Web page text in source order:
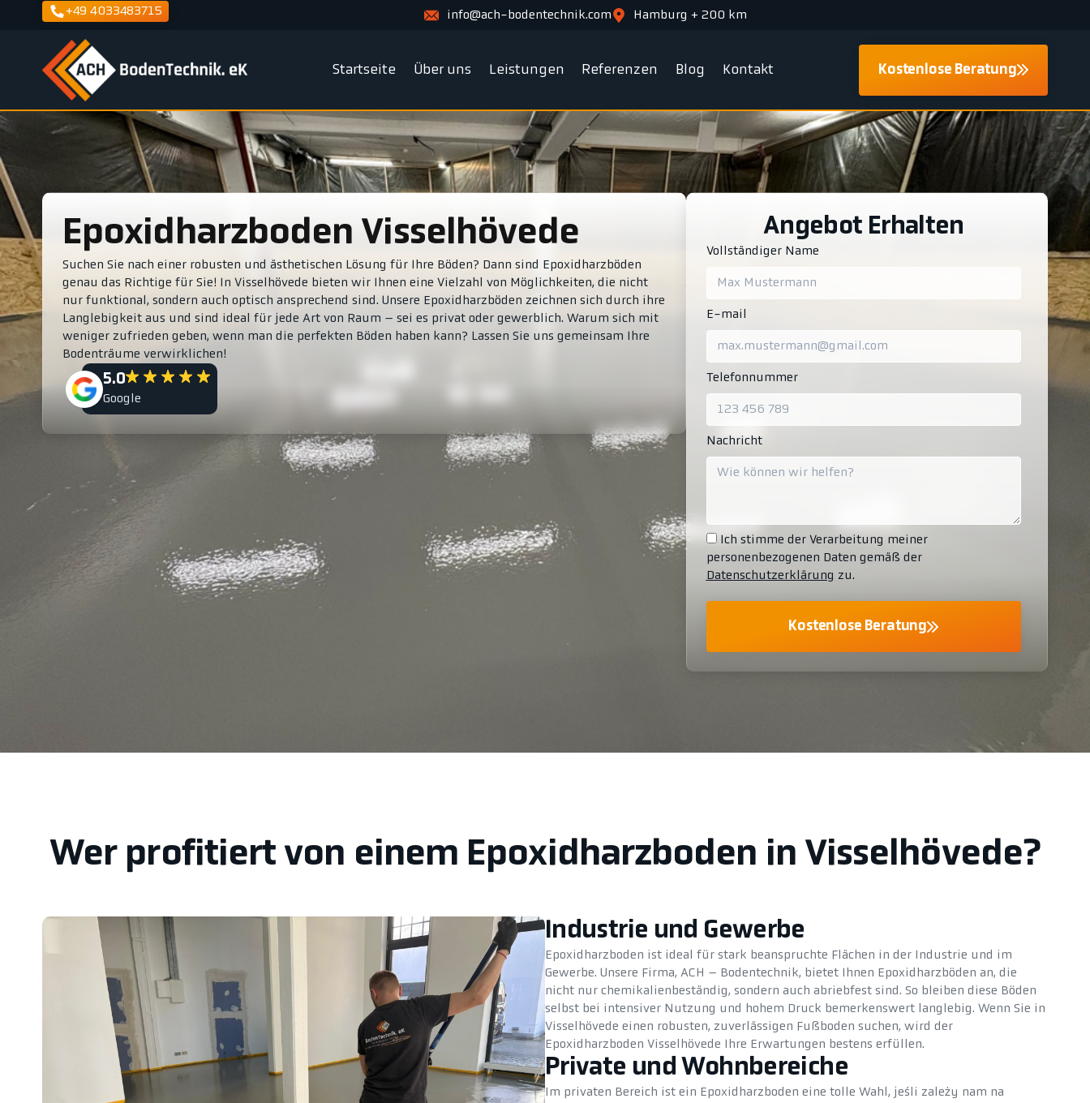
+49 4033483715 info@ach-bodentechnik.com Hamburg + 200 km
Startseite Über uns Leistungen Referenzen Blog Kontakt Kostenlose Beratung
Epoxidharzboden Visselhövede
Suchen Sie nach einer robusten und ästhetischen Lösung für Ihre Böden? Dann sind Epoxidharzböden
genau das Richtige für Sie! In Visselhövede bieten wir Ihnen eine Vielzahl von Möglichkeiten, die nicht
nur funktional, sondern auch optisch ansprechend sind. Unsere Epoxidharzböden zeichnen sich durch ihre
Langlebigkeit aus und sind ideal für jede Art von Raum – sei es privat oder gewerblich. Warum sich mit
weniger zufrieden geben, wenn man die perfekten Böden haben kann? Lassen Sie uns gemeinsam Ihre
Bodenträume verwirklichen!
5.0
Google
Angebot Erhalten
Vollständiger Name
E-mail
Telefonnummer
Nachricht
Ich stimme der Verarbeitung meiner
personenbezogenen Daten gemäß der
Datenschutzerklärung zu.
Kostenlose Beratung
Wer profitiert von einem Epoxidharzboden in Visselhövede?
Industrie und Gewerbe
Epoxidharzboden ist ideal für stark beanspruchte Flächen in der Industrie und im
Gewerbe. Unsere Firma, ACH – Bodentechnik, bietet Ihnen Epoxidharzböden an, die
nicht nur chemikalienbeständig, sondern auch abriebfest sind. So bleiben diese Böden
selbst bei intensiver Nutzung und hohem Druck bemerkenswert langlebig. Wenn Sie in
Visselhövede einen robusten, zuverlässigen Fußboden suchen, wird der
Epoxidharzboden Visselhövede Ihre Erwartungen bestens erfüllen.
Private und Wohnbereiche
Im privaten Bereich ist ein Epoxidharzboden eine tolle Wahl, jeśli zależy nam na